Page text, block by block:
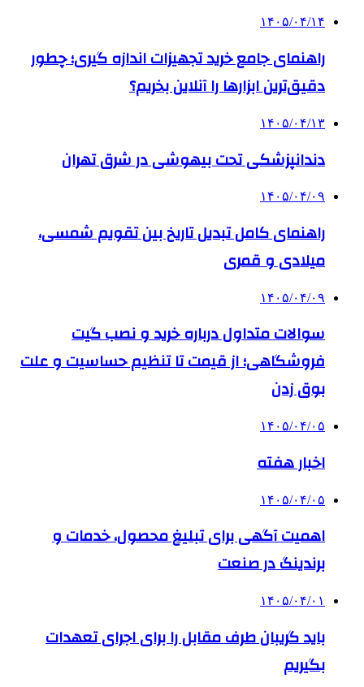
۱۴۰۵/۰۴/۱۴
راهنمای جامع خرید تجهیزات اندازه گیری؛ چطور
دقیق‌ترین ابزارها را آنلاین بخریم؟
۱۴۰۵/۰۴/۱۳
دندانپزشکی تحت بیهوشی در شرق تهران
۱۴۰۵/۰۴/۰۹
راهنمای کامل تبدیل تاریخ بین تقویم شمسی،
میلادی و قمری
۱۴۰۵/۰۴/۰۹
سوالات متداول درباره خرید و نصب گیت
فروشگاهی؛ از قیمت تا تنظیم حساسیت و علت
بوق زدن
۱۴۰۵/۰۴/۰۵
اخبار هفته
۱۴۰۵/۰۴/۰۵
اهمیت آگهی برای تبلیغ محصول، خدمات و
برندینگ در صنعت
۱۴۰۵/۰۴/۰۱
باید گریبان طرف مقابل را برای اجرای تعهدات
بگیریم